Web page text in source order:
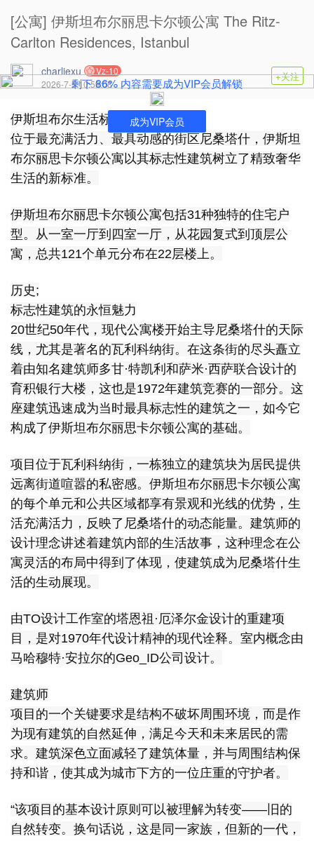
[公寓] 伊斯坦布尔丽思卡尔顿公寓 The Ritz-
Carlton Residences, Istanbul
charliexu
Vz-10
2026-7-5 10:59:08
+关注
伊斯坦布尔生活标准
位于最充满活力、最具动感的街区尼桑塔什，伊斯坦
布尔丽思卡尔顿公寓以其标志性建筑树立了精致奢华
生活的新标准。
伊斯坦布尔丽思卡尔顿公寓包括31种独特的住宅户
型。从一室一厅到四室一厅，从花园复式到顶层公
寓，总共121个单元分布在22层楼上。
历史;
标志性建筑的永恒魅力
20世纪50年代，现代公寓楼开始主导尼桑塔什的天际
线，尤其是著名的瓦利科纳街。在这条街的尽头矗立
着由知名建筑师多甘·特凯利和萨米·西萨联合设计的
育积银行大楼，这也是1972年建筑竞赛的一部分。这
座建筑迅速成为当时最具标志性的建筑之一，如今它
构成了伊斯坦布尔丽思卡尔顿公寓的基础。
项目位于瓦利科纳街，一栋独立的建筑块为居民提供
远离街道喧嚣的私密感。伊斯坦布尔丽思卡尔顿公寓
的每个单元和公共区域都享有景观和光线的优势，生
活充满活力，反映了尼桑塔什的动态能量。建筑师的
设计理念讲述着建筑内部的生活故事，这种理念在公
寓灵活的布局中得到了体现，使建筑成为尼桑塔什生
活的生动展现。
由TO设计工作室的塔恩祖·厄泽尔金设计的重建项
目，是对1970年代设计精神的现代诠释。室内概念由
马哈穆特·安拉尔的Geo_ID公司设计。
建筑师
项目的一个关键要求是结构不破坏周围环境，而是作
为现有建筑的自然延伸，满足今天和未来居民的需
求。建筑深色立面减轻了建筑体量，并与周围结构保
持和谐，使其成为城市下方的一位庄重的守护者。
“该项目的基本设计原则可以被理解为转变——旧的
自然转变。换句话说，这是同一家族，但新的一代，
剩下86% 内容需要成为VIP会员解锁
成为VIP会员